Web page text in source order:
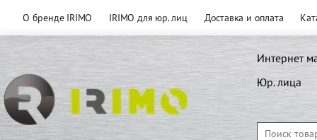
О бренде IRIMO IRIMO для юр. лиц Доставка и оплата
Интернет
Юр. лица